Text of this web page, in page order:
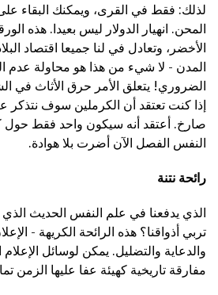
لذلك: فقط في القرى، ويمكنك البقاء
المحن. انهيار الدولار ليس بعيدا. هذه
الأخضر، وتعادل في لنا جميعا اقتصاد
المدن - لا شيء من هذا هو محاولة عدم
الضروري! يتعلق الأمر حرق الأثاث في
إذا كنت تعتقد أن الكرملين سوف
صارخ. أعتقد أنه سيكون واحد فقط حول
النفس الفصل الآن أضرت بلا هوادة.
رائحة نتنة
الذي يدفعنا في علم النفس الحديث الذي
تربي أذواقنا؟ هذه الرائحة الكريهة -
والدعاية والتضليل. يمكن لوسائل
مفارقة تاريخية كهيئة عفا عليها الزمن